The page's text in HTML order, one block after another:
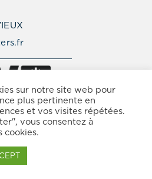
2025 –
–Conditions d’Utilisation
sur notre site web pour
plus pertinente en
et vos visites répétées.
vous consentez à
cookies.